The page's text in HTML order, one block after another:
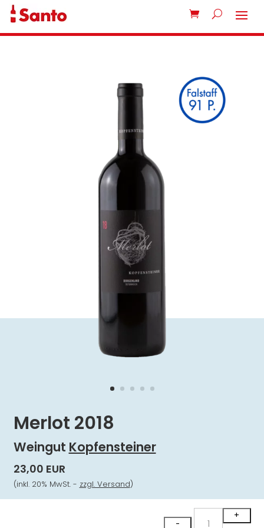
Merlot 2018
Weingut Kopfensteiner
23,00 EUR
(inkl. 20% MwSt. - zzgl. Versand)
-
+